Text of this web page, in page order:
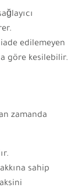
edilemeyen
göre kesilebilir.
zamanda
sahip